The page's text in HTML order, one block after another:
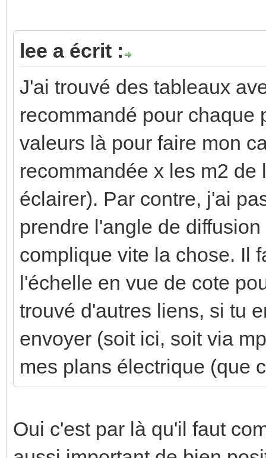
lee a écrit :
J'ai trouvé des tableaux
recommandé pour chaque
valeurs là pour faire mon
recommandée x les m2
éclairer). Par contre, j'ai
prendre l'angle de
complique vite la chose. Il
l'échelle en vue de cote
trouvé d'autres liens, si tu
envoyer (soit ici, soit via
mes plans électrique (que
Oui c'est par là qu'il faut